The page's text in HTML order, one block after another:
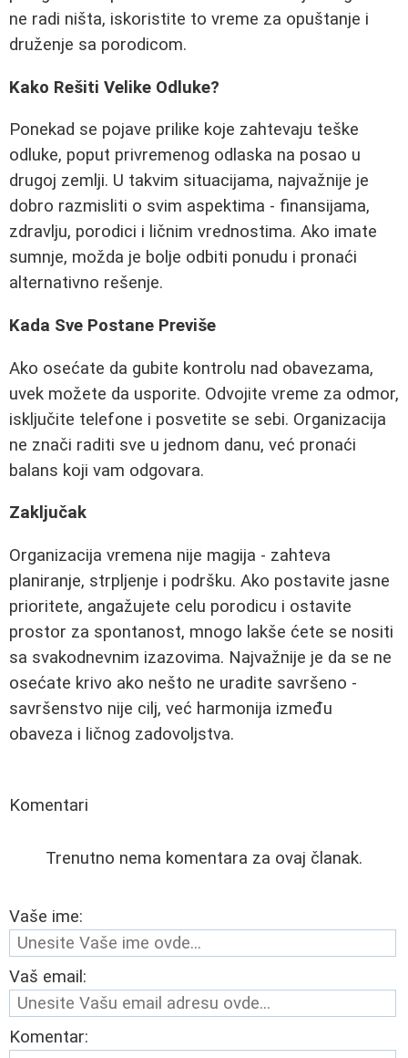
ne radi ništa, iskoristite to vreme za opuštanje i
druženje sa porodicom.
Kako Rešiti Velike Odluke?
Ponekad se pojave prilike koje zahtevaju teške
odluke, poput privremenog odlaska na posao u
drugoj zemlji. U takvim situacijama, najvažnije je
dobro razmisliti o svim aspektima - finansijama,
zdravlju, porodici i ličnim vrednostima. Ako imate
sumnje, možda je bolje odbiti ponudu i pronaći
alternativno rešenje.
Kada Sve Postane Previše
Ako osećate da gubite kontrolu nad obavezama,
uvek možete da usporite. Odvojite vreme za odmor,
isključite telefone i posvetite se sebi. Organizacija
ne znači raditi sve u jednom danu, već pronaći
balans koji vam odgovara.
Zaključak
Organizacija vremena nije magija - zahteva
planiranje, strpljenje i podršku. Ako postavite jasne
prioritete, angažujete celu porodicu i ostavite
prostor za spontanost, mnogo lakše ćete se nositi
sa svakodnevnim izazovima. Najvažnije je da se ne
osećate krivo ako nešto ne uradite savršeno -
savršenstvo nije cilj, već harmonija između
obaveza i ličnog zadovoljstva.
Komentari
Trenutno nema komentara za ovaj članak.
Vaše ime:
Vaš email:
Komentar: